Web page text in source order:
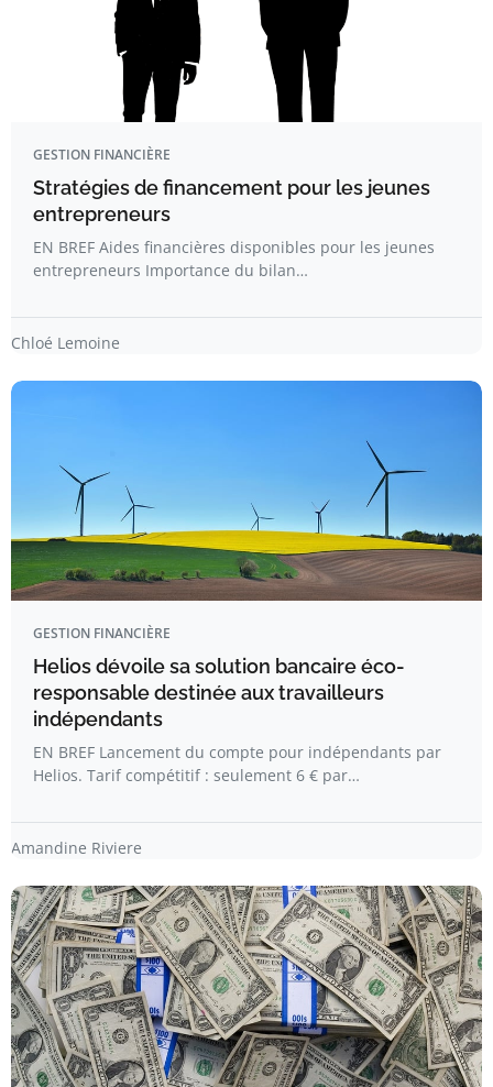
GESTION FINANCIÈRE
Stratégies de financement pour les jeunes
entrepreneurs
EN BREF Aides financières disponibles pour les jeunes
entrepreneurs Importance du bilan…
Chloé Lemoine
GESTION FINANCIÈRE
Helios dévoile sa solution bancaire éco-
responsable destinée aux travailleurs
indépendants
EN BREF Lancement du compte pour indépendants par
Helios. Tarif compétitif : seulement 6 € par…
Amandine Riviere